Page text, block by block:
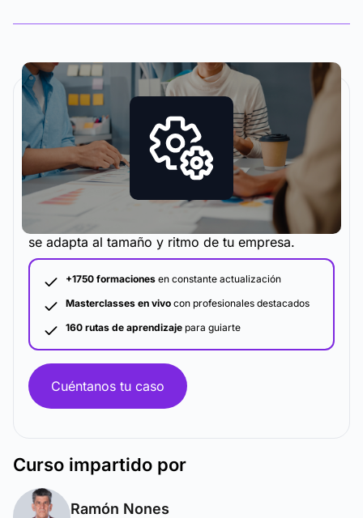
La metodología y plataforma de formación que
se adapta al tamaño y ritmo de tu empresa.
+1750 formaciones en constante actualización
Masterclasses en vivo con profesionales destacados
160 rutas de aprendizaje para guiarte
Cuéntanos tu caso
Curso impartido por
Ramón Nones